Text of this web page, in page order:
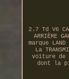
2.7 Td V6
ARRIÈRE
marque LAND
La
voiture de
dont la